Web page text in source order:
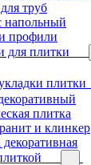
труб
напольный
профили
для плитки
плитки
плитка
и клинкер